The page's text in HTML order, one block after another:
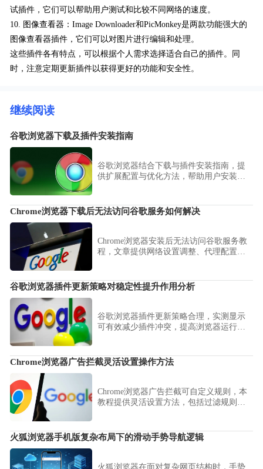
试插件，它们可以帮助用户测试和比较不同网络的速度。
10. 图像查看器：Image Downloader和PicMonkey是两款功能强大的
图像查看器插件，它们可以对图片进行编辑和处理。
这些插件各有特点，可以根据个人需求选择适合自己的插件。同
时，注意定期更新插件以获得更好的功能和安全性。
继续阅读
谷歌浏览器下载及插件安装指南
谷歌浏览器结合下载与插件安装指南，提
供扩展配置与优化方法，帮助用户安装必
Chrome浏览器下载后无法访问谷歌服务如何解决
Chrome浏览器安装后无法访问谷歌服务教
程，文章提供网络设置调整、代理配置和
谷歌浏览器插件更新策略对稳定性提升作用分析
谷歌浏览器插件更新策略合理，实测显示
可有效减少插件冲突，提高浏览器运行稳
Chrome浏览器广告拦截灵活设置操作方法
Chrome浏览器广告拦截可自定义规则，本
教程提供灵活设置方法，包括过滤规则创
火狐浏览器手机版复杂布局下的滑动手势导航逻辑
火狐浏览器在面对复杂网页结构时，手势